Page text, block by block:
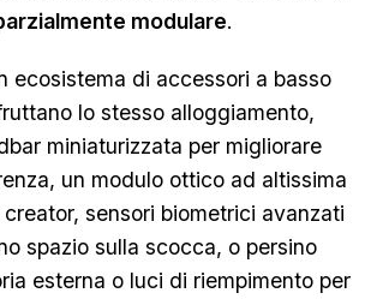
modulare.
ecosistema di accessori a basso
lo stesso alloggiamento,
miniaturizzata per migliorare
un modulo ottico ad altissima
sensori biometrici avanzati
spazio sulla scocca, o persino
esterna o luci di riempimento per